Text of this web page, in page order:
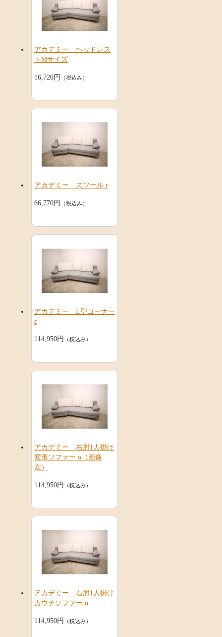
アカデミー ヘッドレス
トMサイズ
16,720円 （税込み）
アカデミー スツール r
66,770円 （税込み）
アカデミー L型コーナー
q
114,950円 （税込み）
アカデミー 右肘1人掛け
変形ソファー o（画像
左）
114,950円 （税込み）
アカデミー 右肘1人掛け
カウチソファー n
114,950円 （税込み）